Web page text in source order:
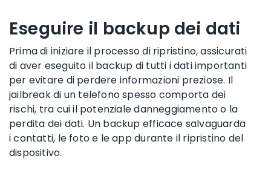
Eseguire il backup dei dati
Prima di iniziare il processo di ripristino, assicurati
di aver eseguito il backup di tutti i dati importanti
per evitare di perdere informazioni preziose. Il
jailbreak di un telefono spesso comporta dei
rischi, tra cui il potenziale danneggiamento o la
perdita dei dati. Un backup efficace salvaguarda
i contatti, le foto e le app durante il ripristino del
dispositivo.